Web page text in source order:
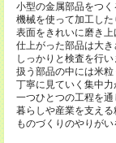
小型の金属部品をつく
機械を使って加工した
表面をきれいに磨き上
仕上がった部品は大き
しっかりと検査を行い
扱う部品の中には米粒
丁寧に見ていく集中力
一つひとつの工程を通
暮らしや産業を支える
ものづくりのやりがい